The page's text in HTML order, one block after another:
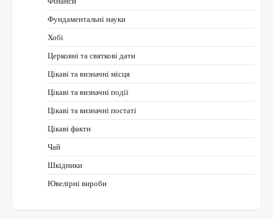
Фундаментальні науки
Хобі
Церковні та святкові дати
Цікаві та визначні місця
Цікаві та визначні події
Цікаві та визначні постаті
Цікаві факти
Чай
Шкідники
Ювелірні вироби